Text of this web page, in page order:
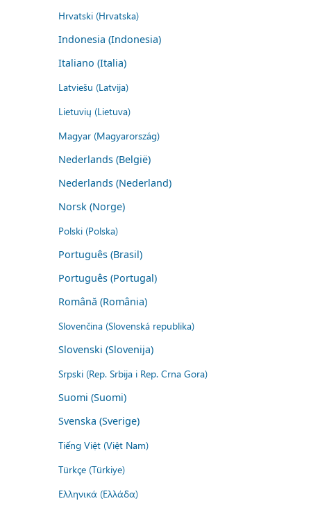
Hrvatski (Hrvatska)
Indonesia (Indonesia)
Italiano (Italia)
Latviešu (Latvija)
Lietuvių (Lietuva)
Magyar (Magyarország)
Nederlands (België)
Nederlands (Nederland)
Norsk (Norge)
Polski (Polska)
Português (Brasil)
Português (Portugal)
Română (România)
Slovenčina (Slovenská republika)
Slovenski (Slovenija)
Srpski (Rep. Srbija i Rep. Crna Gora)
Suomi (Suomi)
Svenska (Sverige)
Tiếng Việt (Việt Nam)
Türkçe (Türkiye)
Ελληνικά (Ελλάδα)